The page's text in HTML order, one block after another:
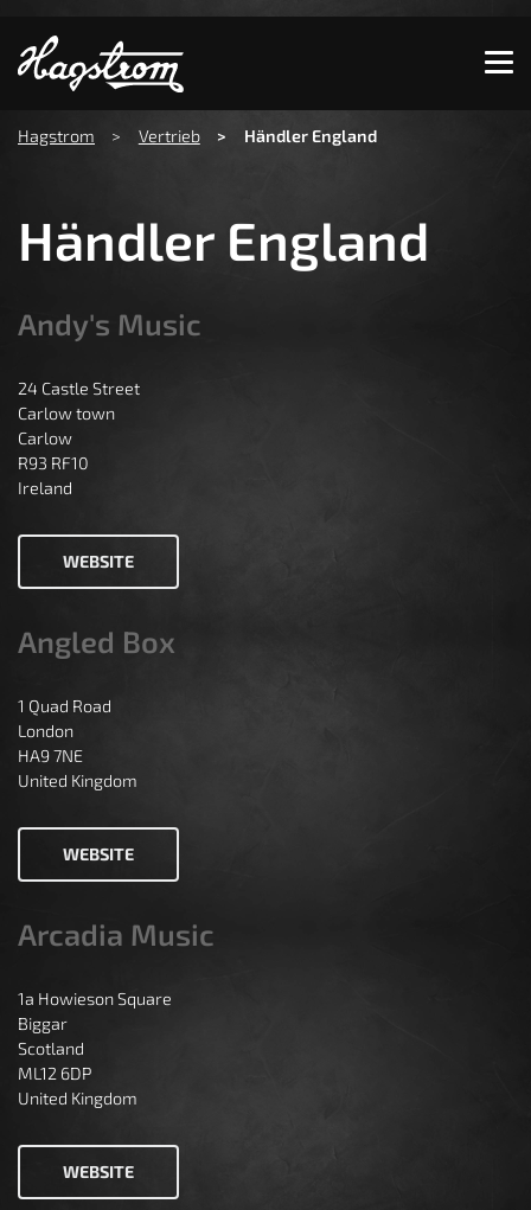
Zeige besser passende Version dieser Seite
Diese Meldung nicht mehr anzeigen
Hagstrom Vertrieb Händler England
Händler England
Andy's Music
24 Castle Street
Carlow town
Carlow
R93 RF10
Ireland
WEBSITE
Angled Box
1 Quad Road
London
HA9 7NE
United Kingdom
WEBSITE
Arcadia Music
1a Howieson Square
Biggar
Scotland
ML12 6DP
United Kingdom
WEBSITE